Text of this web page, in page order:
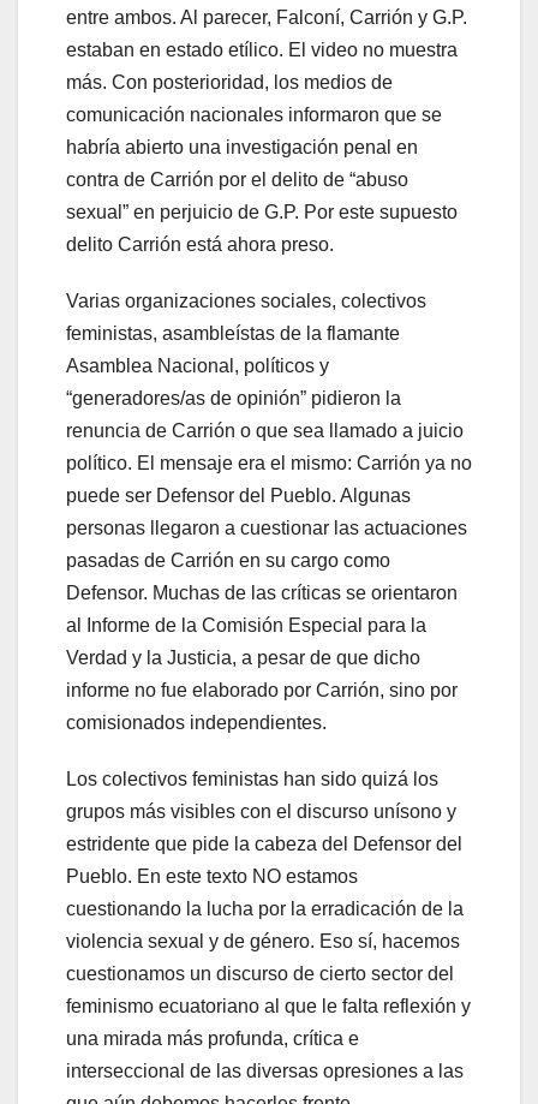
entre ambos. Al parecer, Falconí, Carrión y G.P.
estaban en estado etílico. El video no muestra
más. Con posterioridad, los medios de
comunicación nacionales informaron que se
habría abierto una investigación penal en
contra de Carrión por el delito de “abuso
sexual” en perjuicio de G.P. Por este supuesto
delito Carrión está ahora preso.
Varias organizaciones sociales, colectivos
feministas, asambleístas de la flamante
Asamblea Nacional, políticos y
“generadores/as de opinión” pidieron la
renuncia de Carrión o que sea llamado a juicio
político. El mensaje era el mismo: Carrión ya no
puede ser Defensor del Pueblo. Algunas
personas llegaron a cuestionar las actuaciones
pasadas de Carrión en su cargo como
Defensor. Muchas de las críticas se orientaron
al Informe de la Comisión Especial para la
Verdad y la Justicia, a pesar de que dicho
informe no fue elaborado por Carrión, sino por
comisionados independientes.
Los colectivos feministas han sido quizá los
grupos más visibles con el discurso unísono y
estridente que pide la cabeza del Defensor del
Pueblo. En este texto NO estamos
cuestionando la lucha por la erradicación de la
violencia sexual y de género. Eso sí, hacemos
cuestionamos un discurso de cierto sector del
feminismo ecuatoriano al que le falta reflexión y
una mirada más profunda, crítica e
interseccional de las diversas opresiones a las